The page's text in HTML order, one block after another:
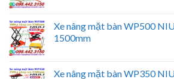
Xe nâng mặt bàn WP500
1500mm
Xe nâng mặt bàn WP350